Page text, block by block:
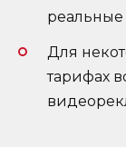
реальные
Для
тарифах